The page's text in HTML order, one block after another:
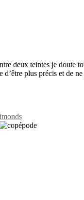
deux teintes je
plus précis et de